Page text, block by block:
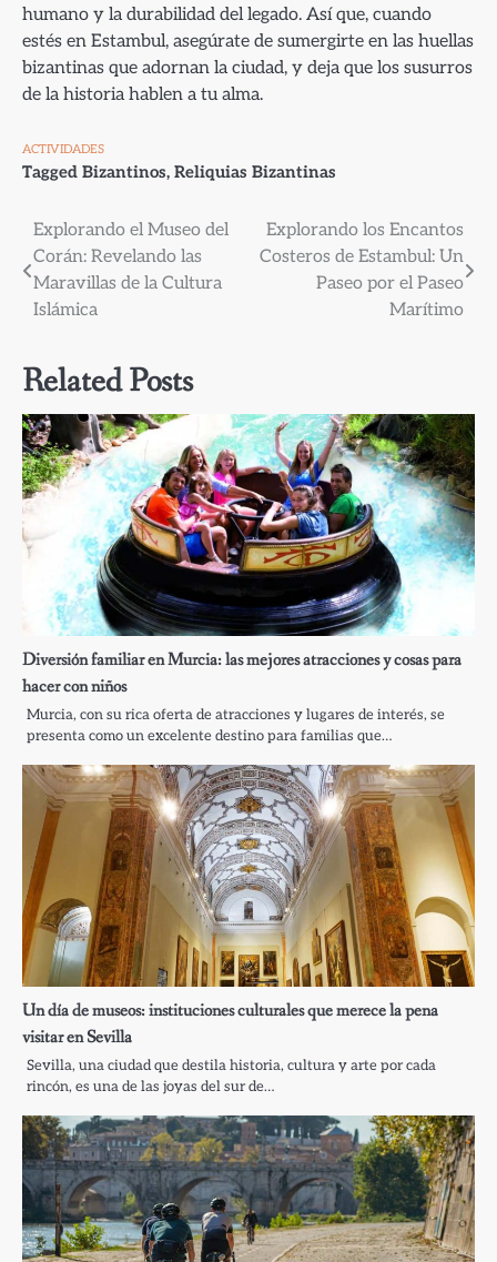
humano y la durabilidad del legado. Así que, cuando
estés en Estambul, asegúrate de sumergirte en las huellas
bizantinas que adornan la ciudad, y deja que los susurros
de la historia hablen a tu alma.
ACTIVIDADES
Tagged Bizantinos, Reliquias Bizantinas
Navegación
de
entradas
Explorando el Museo del
Corán: Revelando las
Maravillas de la Cultura
Islámica
Explorando los Encantos
Costeros de Estambul: Un
Paseo por el Paseo
Marítimo
Related Posts
Diversión familiar en Murcia: las mejores atracciones y cosas para
hacer con niños
Murcia, con su rica oferta de atracciones y lugares de interés, se
presenta como un excelente destino para familias que…
Un día de museos: instituciones culturales que merece la pena
visitar en Sevilla
Sevilla, una ciudad que destila historia, cultura y arte por cada
rincón, es una de las joyas del sur de…